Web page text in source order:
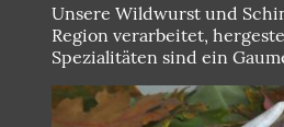
Unsere Wildwurst und
Region verarbeitet,
Spezialitäten sind ein